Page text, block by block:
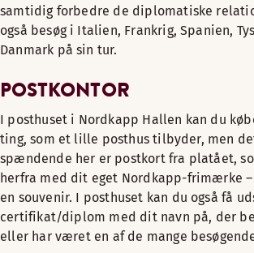
samtidig forbedre de diplomatiske
også besøg i Italien, Frankrig, Spanien,
Danmark på sin tur.
POSTKONTOR
I posthuset i Nordkapp Hallen kan du
ting, som et lille posthus tilbyder, men
spændende her er postkort fra platået,
herfra med dit eget Nordkapp-frimærke
en souvenir. I posthuset kan du også få
certifikat/diplom med dit navn på, der
eller har været en af de mange